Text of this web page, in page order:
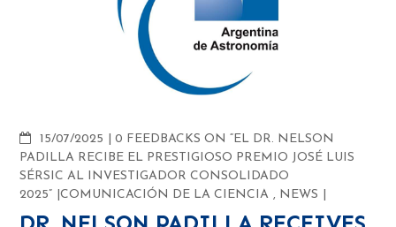
15/07/2025 COMMENTS
0 FEEDBACKS ON “EL DR. NELSON
PADILLA RECIBE EL PRESTIGIOSO PREMIO JOSÉ LUIS
SÉRSIC AL INVESTIGADOR CONSOLIDADO
2025”
COMUNICACIÓN DE LA CIENCIA , NEWS